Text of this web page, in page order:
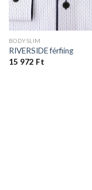
BODYSLIM
RIVERSIDE férfiing
15 972 Ft